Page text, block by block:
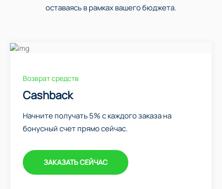
оставаясь в рамках вашего бюджета.
Возврат средств
Cashback
Начните получать 5% с каждого заказа на
бонусный счет прямо сейчас.
ЗАКАЗАТЬ СЕЙЧАС